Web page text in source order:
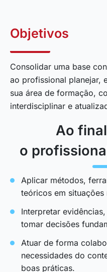
Objetivos
Consolidar uma base
ao profissional planejar,
sua área de formação,
interdisciplinar e
Ao
o
Aplicar métodos,
teóricos em
Interpretar
tomar decisões
Atuar de forma
necessidades do
boas práticas.